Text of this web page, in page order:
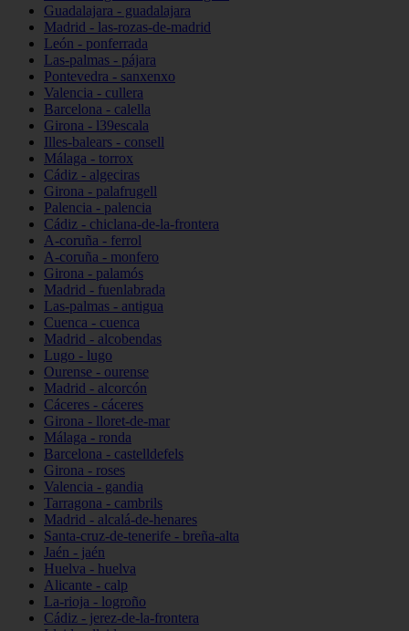
Guadalajara - guadalajara
Madrid - las-rozas-de-madrid
León - ponferrada
Las-palmas - pájara
Pontevedra - sanxenxo
Valencia - cullera
Barcelona - calella
Girona - l39escala
Illes-balears - consell
Málaga - torrox
Cádiz - algeciras
Girona - palafrugell
Palencia - palencia
Cádiz - chiclana-de-la-frontera
A-coruña - ferrol
A-coruña - monfero
Girona - palamós
Madrid - fuenlabrada
Las-palmas - antigua
Cuenca - cuenca
Madrid - alcobendas
Lugo - lugo
Ourense - ourense
Madrid - alcorcón
Cáceres - cáceres
Girona - lloret-de-mar
Málaga - ronda
Barcelona - castelldefels
Girona - roses
Valencia - gandia
Tarragona - cambrils
Madrid - alcalá-de-henares
Santa-cruz-de-tenerife - breña-alta
Jaén - jaén
Huelva - huelva
Alicante - calp
La-rioja - logroño
Cádiz - jerez-de-la-frontera